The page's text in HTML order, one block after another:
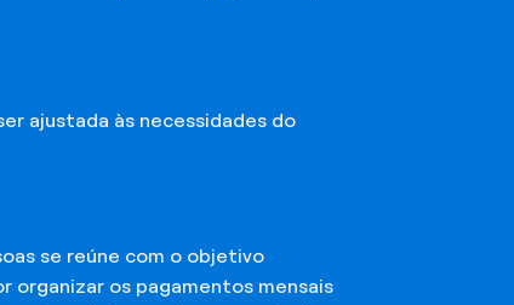
ajustada às necessidades do
se reúne com o objetivo
organizar os pagamentos mensais